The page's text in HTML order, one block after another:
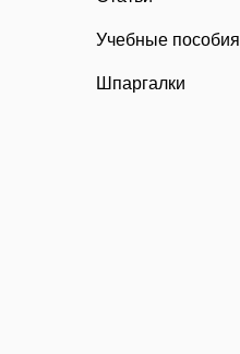
Учебные пособия
Шпаргалки